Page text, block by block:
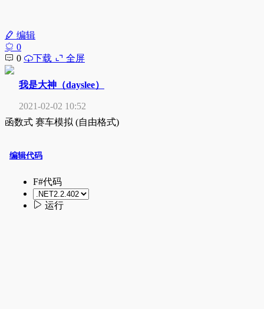
编辑
0
0
下载 全屏
我是大神（dayslee）
2021-02-02 10:52
函数式 赛车模拟 (自由格式)